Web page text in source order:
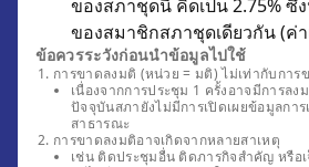
ของสภาชุดนี้ คิดเป็น 2.75% ซึ่
ของสมาชิกสภาชุดเดียวกัน (ค่า
ข้อควรระวังก่อนนำข้อมูลไปใช้
การขาดลงมติ (หน่วย = มติ) ไม่เท่ากับการ
เนื่องจากการประชุม 1 ครั้งอาจมีการล
ปัจจุบันสภายังไม่มีการเปิดเผยข้อมูลกา
สาธารณะ
การขาดลงมติอาจเกิดจากหลายสาเหตุ
เช่น ติดประชุมอื่น ติดภารกิจสำคัญ หรือ